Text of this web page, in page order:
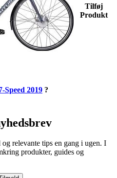
Speed 2019 ?
Tilføj
Produkt
relevante tips en gang i ugen. I
produkter, guides og